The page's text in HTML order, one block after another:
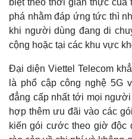
phá nhằm đáp ứng tức thì
khi người dùng đang di
cộng hoặc tại các khu vực
Đại diện Viettel Telecom
là phổ cập công nghệ 5G
đẳng cấp nhất tới mọi
hợp thêm ưu đãi vào các
kiến gói cước theo giờ độc